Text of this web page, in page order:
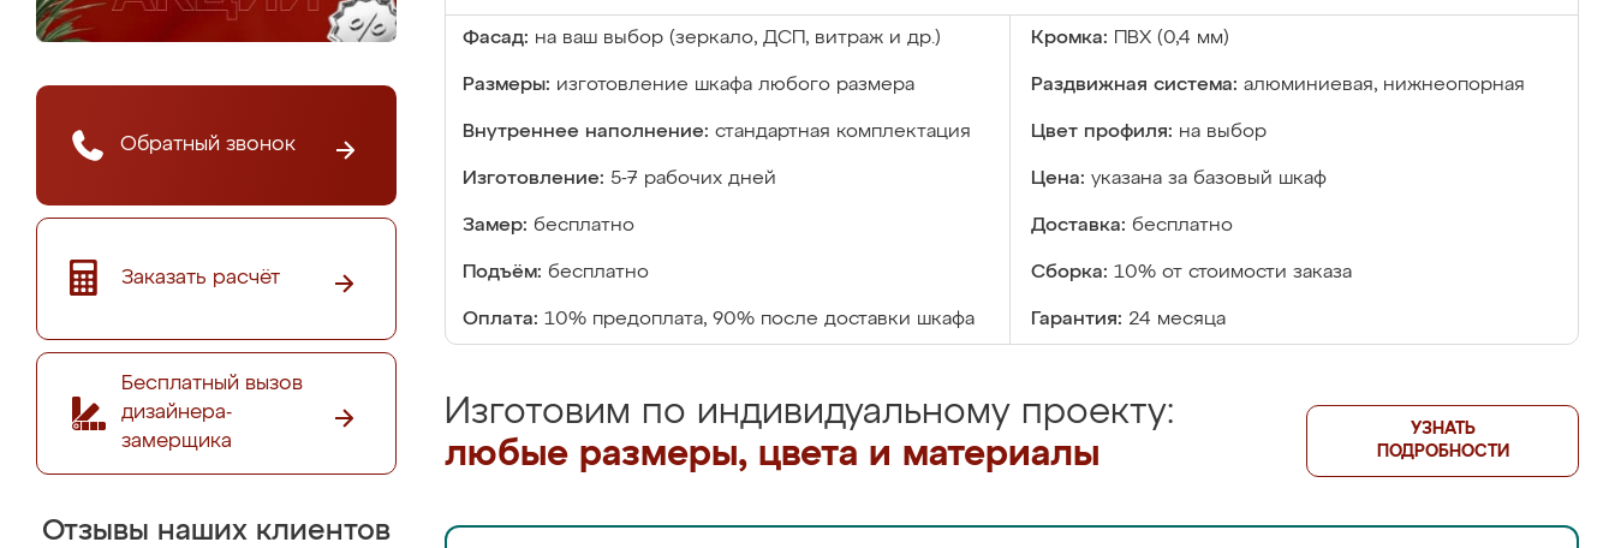
Обратный звонок
Заказать расчёт
Бесплатный вызов
дизайнера-
замерщика
Отзывы наших клиентов
Фасад: на ваш выбор (зеркало, ДСП, витраж и др.) Кромка: ПВХ (0,4 мм)
Размеры: изготовление шкафа любого размера Раздвижная система: алюминиевая, нижнеопорная
Внутреннее наполнение: стандартная комплектация Цвет профиля: на выбор
Изготовление: 5-7 рабочих дней Цена: указана за базовый шкаф
Замер: бесплатно Доставка: бесплатно
Подъём: бесплатно Сборка: 10% от стоимости заказа
Оплата: 10% предоплата, 90% после доставки шкафа Гарантия: 24 месяца
Изготовим по индивидуальному проекту:
любые размеры, цвета и материалы
УЗНАТЬ
ПОДРОБНОСТИ